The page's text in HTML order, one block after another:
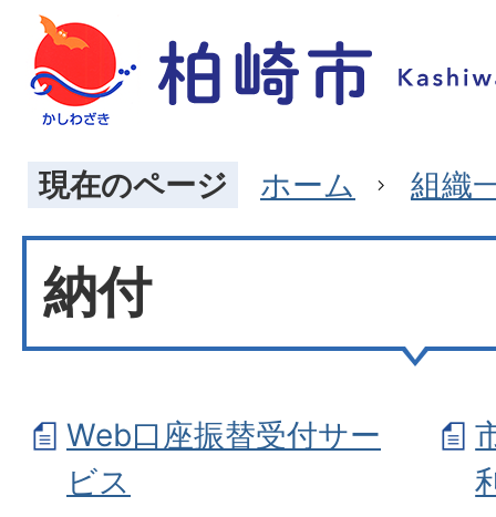
現在のページ ホーム 組織
納付
Web口座振替受付サー
ビス